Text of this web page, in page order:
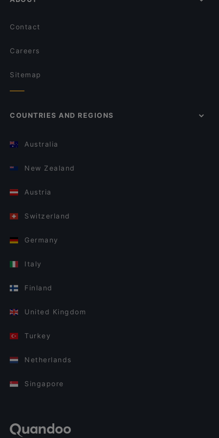
Contact
Careers
Sitemap
COUNTRIES AND REGIONS
Australia
New Zealand
Austria
Switzerland
Germany
Italy
Finland
United Kingdom
Turkey
Netherlands
Singapore